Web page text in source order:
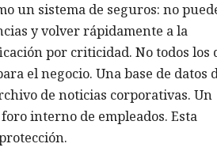
un sistema de seguros: no
y volver rápidamente a la
por criticidad. No todos los
el negocio. Una base de datos
de noticias corporativas. Un
interno de empleados. Esta